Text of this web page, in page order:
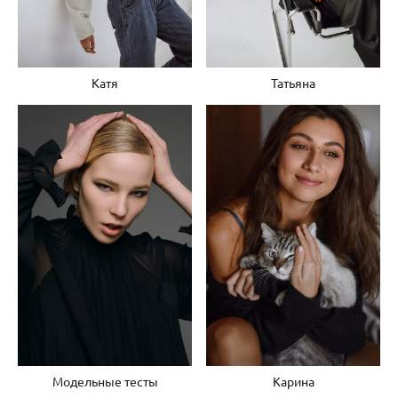
Катя Татьяна
Модельные тесты Карина